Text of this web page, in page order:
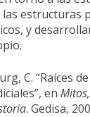
estructuras
y
C. “Raíces
en
. Gedisa,